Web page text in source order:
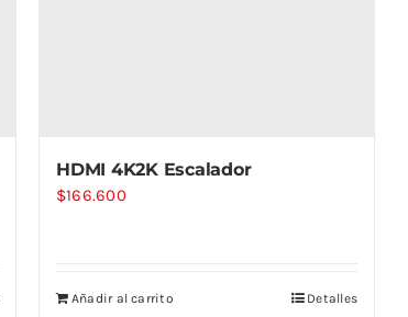
HDMI 4K2K Escalador
$166.600
Añadir al carrito Detalles